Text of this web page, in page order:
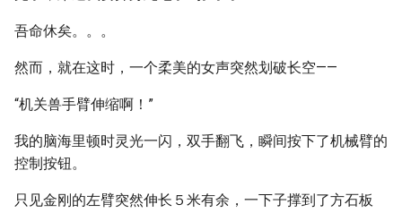
吾命休矣。。。
然而，就在这时，一个柔美的女声突然划破长空——
“机关兽手臂伸缩啊！”
我的脑海里顿时灵光一闪，双手翻飞，瞬间按下了机械臂的
控制按钮。
只见金刚的左臂突然伸长５米有余，一下子撑到了方石板